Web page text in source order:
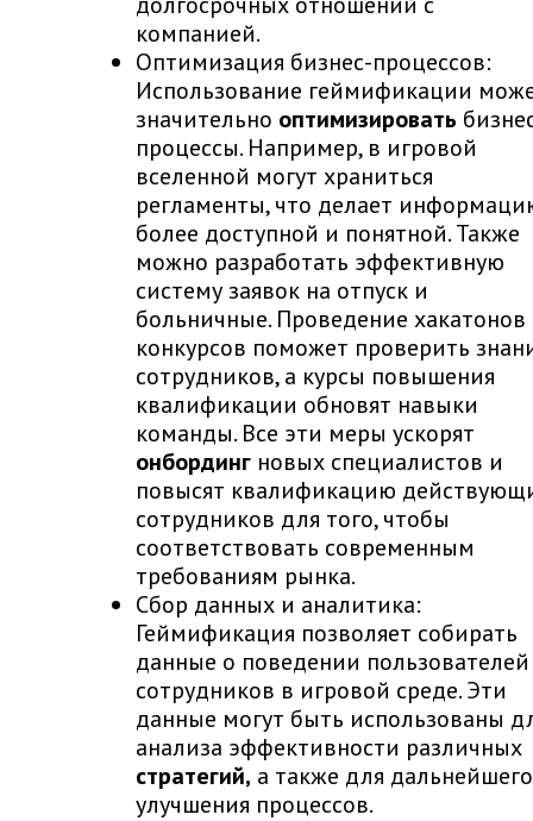
компанией.
Оптимизация бизнес-процессов:
Использование геймификации
значительно оптимизировать
процессы. Например, в игровой
вселенной могут храниться
регламенты, что делает
более доступной и понятной. Также
можно разработать эффективную
систему заявок на отпуск и
больничные. Проведение хакатонов
конкурсов поможет проверить
сотрудников, а курсы повышения
квалификации обновят навыки
команды. Все эти меры ускорят
онбординг новых специалистов и
повысят квалификацию
сотрудников для того, чтобы
соответствовать современным
требованиям рынка.
Сбор данных и аналитика:
Геймификация позволяет собирать
данные о поведении
сотрудников в игровой среде. Эти
данные могут быть использованы
анализа эффективности различных
стратегий, а также для дальнейшего
улучшения процессов.